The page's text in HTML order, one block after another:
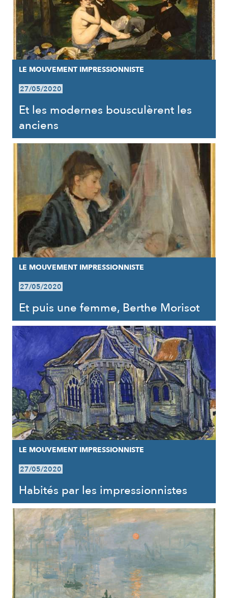
LE MOUVEMENT IMPRESSIONNISTE
27/05/2020
Et les modernes bousculèrent les
anciens
LE MOUVEMENT IMPRESSIONNISTE
27/05/2020
Et puis une femme, Berthe Morisot
LE MOUVEMENT IMPRESSIONNISTE
27/05/2020
Habités par les impressionnistes